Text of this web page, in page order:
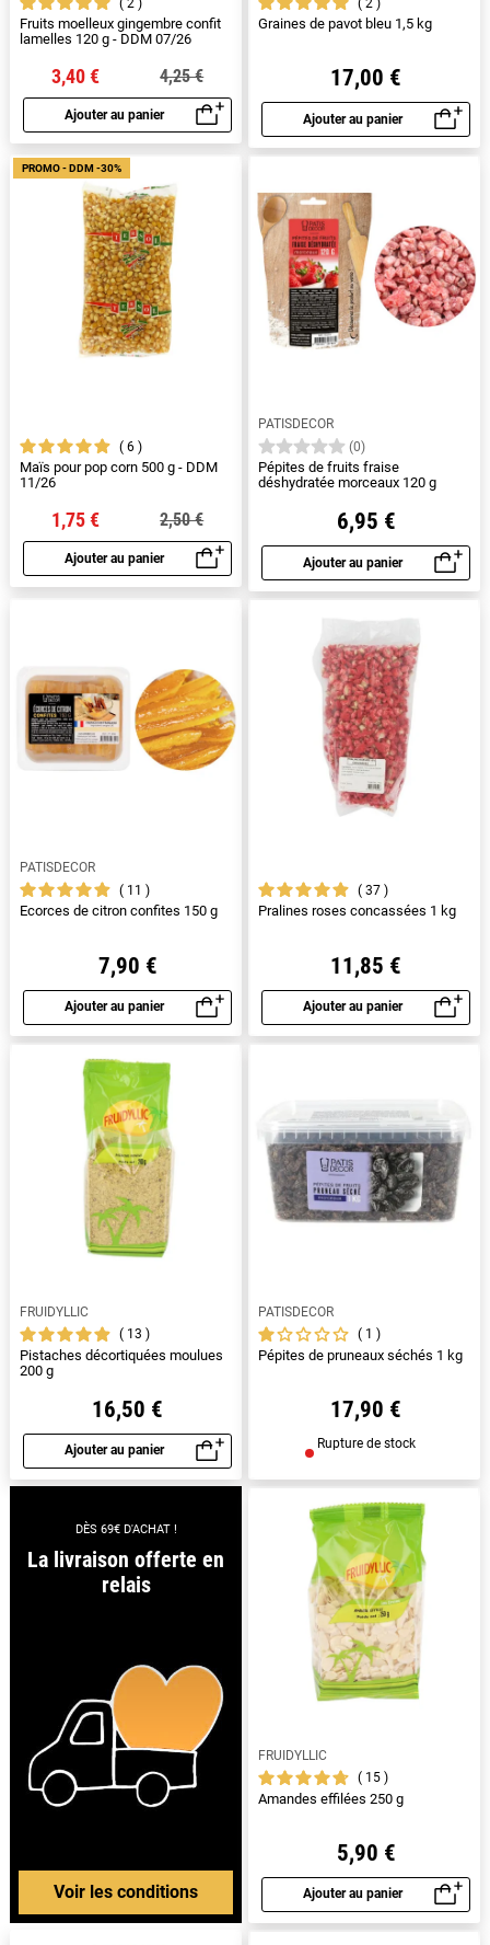
Fruits moelleux gingembre confit
lamelles 120 g - DDM 07/26
3,40 € 4,25 €
Ajouter au panier
Aperçu rapide
Graines de pavot bleu 1,5 kg
17,00 €
Ajouter au panier
Aperçu rapide
6
Maïs pour pop corn 500 g - DDM
11/26
1,75 € 2,50 €
Ajouter au panier
Aperçu rapide
PROMO - DDM -30%
PATISDECOR
(0)
Pépites de fruits fraise
déshydratée morceaux 120 g
6,95 €
Ajouter au panier
Aperçu rapide
PATISDECOR
11
Ecorces de citron confites 150 g
7,90 €
Ajouter au panier
Aperçu rapide
37
Pralines roses concassées 1 kg
11,85 €
Ajouter au panier
Aperçu rapide
FRUIDYLLIC
13
Pistaches décortiquées moulues
200 g
16,50 €
Ajouter au panier
Aperçu rapide
PATISDECOR
1
Pépites de pruneaux séchés 1 kg
17,90 €
Rupture de stock
DÈS 69€ D'ACHAT !
La livraison offerte en
relais
Voir les conditions
FRUIDYLLIC
15
Amandes effilées 250 g
5,90 €
Ajouter au panier
Aperçu rapide